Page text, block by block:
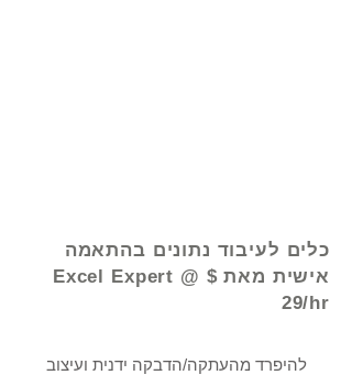
כלים לעיבוד נתונים בהתאמה
אישית מאת Excel Expert @ $
29/hr
להיפרד מהעתקה/הדבקה ידנית ועיצוב